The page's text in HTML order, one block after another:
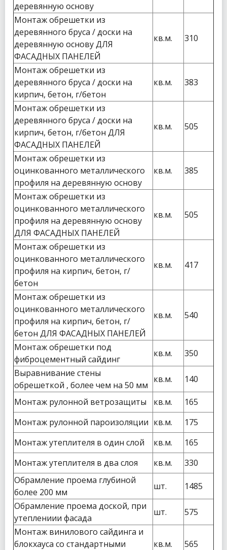
деревянную основу
Монтаж обрешетки из
деревянного бруса / доски на
деревянную основу ДЛЯ
ФАСАДНЫХ ПАНЕЛЕЙ
кв.м. 310
Монтаж обрешетки из
деревянного бруса / доски на
кирпич, бетон, г/бетон
кв.м. 383
Монтаж обрешетки из
деревянного бруса / доски на
кирпич, бетон, г/бетон ДЛЯ
ФАСАДНЫХ ПАНЕЛЕЙ
кв.м. 505
Монтаж обрешетки из
оцинкованного металлического
профиля на деревянную основу
кв.м. 385
Монтаж обрешетки из
оцинкованного металлического
профиля на деревянную основу
ДЛЯ ФАСАДНЫХ ПАНЕЛЕЙ
кв.м. 505
Монтаж обрешетки из
оцинкованного металлического
профиля на кирпич, бетон, г/
бетон
кв.м. 417
Монтаж обрешетки из
оцинкованного металлического
профиля на кирпич, бетон, г/
бетон ДЛЯ ФАСАДНЫХ ПАНЕЛЕЙ
кв.м. 540
Монтаж обрешетки под
фиброцементный сайдинг
кв.м.
350
Выравнивание стены
обрешеткой , более чем на 50 мм
кв.м. 140
Монтаж рулонной ветрозащиты кв.м.
165
Монтаж рулонной пароизоляции кв.м.
175
Монтаж утеплителя в один слой
кв.м.
165
Монтаж утеплителя в два слоя
кв.м.
330
Обрамление проема глубиной
более 200 мм
шт.
1485
Обрамление проема доской, при
утеплениии фасада
шт.
575
Монтаж винилового сайдинга и
блокхауса со стандартными
кв.м. 565